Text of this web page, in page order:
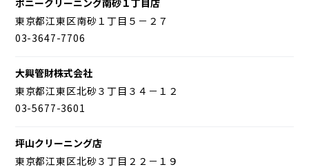
ポニークリーニング南砂１丁目店
東京都江東区南砂１丁目５－２７
03-3647-7706
大興管財株式会社
東京都江東区北砂３丁目３４－１２
03-5677-3601
坪山クリーニング店
東京都江東区北砂３丁目２２－１９